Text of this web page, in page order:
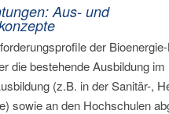
Aus- und
der
die bestehende Ausbildung
(z.B. in der Sanitär-,
sowie an den Hochschulen